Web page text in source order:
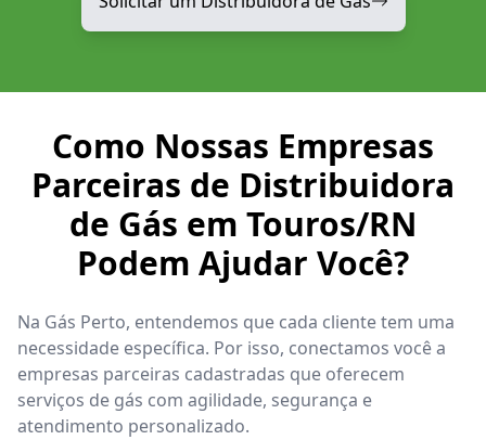
Como Nossas Empresas
Parceiras de Distribuidora
de Gás em Touros/RN
Podem Ajudar Você?
Na Gás Perto, entendemos que cada cliente tem uma
necessidade específica. Por isso, conectamos você a
empresas parceiras cadastradas que oferecem
serviços de gás com agilidade, segurança e
atendimento personalizado.